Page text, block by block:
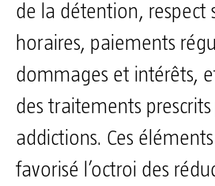
de la détention, respect
horaires, paiements
dommages et intérêts,
des traitements
addictions. Ces
favorisé l’octroi des